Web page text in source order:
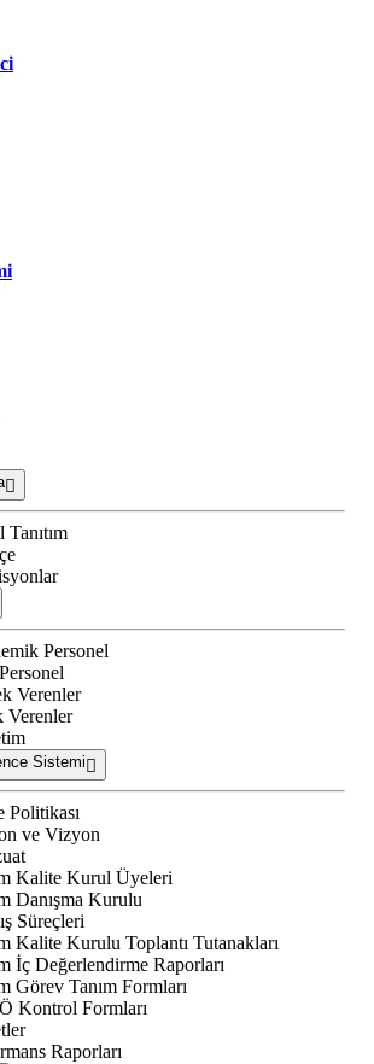
Tanıtım
Personel
Verenler
Verenler
Sistemi
Politikası
ve Vizyon
Kalite Kurul Üyeleri
Danışma Kurulu
Süreçleri
Kalite Kurulu Toplantı Tutanakları
İç Değerlendirme Raporları
Görev Tanım Formları
Kontrol Formları
Raporları